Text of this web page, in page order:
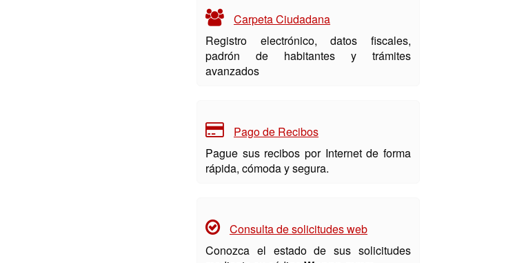
Carpeta Ciudadana
Registro electrónico, datos fiscales,
padrón de habitantes y trámites
avanzados
Pago de Recibos
Pague sus recibos por Internet de forma
rápida, cómoda y segura.
Consulta de solicitudes web
Conozca el estado de sus solicitudes